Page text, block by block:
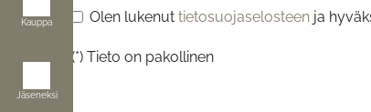
Kauppa
Jäseneksi
Olen lukenut tietosuojaselosteen ja
(*) Tieto on pakollinen